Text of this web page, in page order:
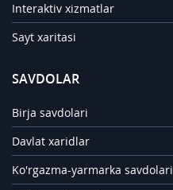
Interaktiv xizmatlar
Sayt xaritasi
SAVDOLAR
Birja savdolari
Davlat xaridlar
Ko'rgazma-yarmarka savdolari